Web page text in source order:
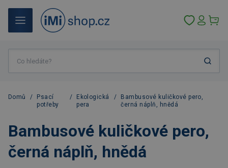
Domů /
Psací
potřeby
/
Ekologická
pera
/
Bambusové kuličkové pero,
černá náplň, hnědá
Bambusové kuličkové pero,
černá náplň, hnědá